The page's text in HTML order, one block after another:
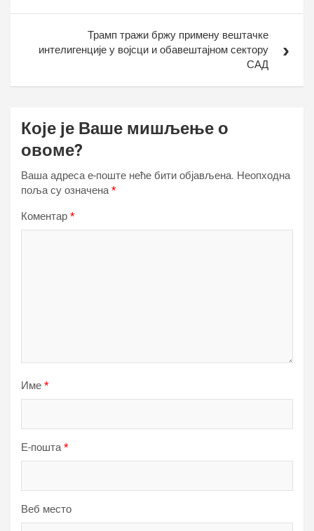
Трамп тражи бржу примену вештачке
интелигенције у војсци и обавештајном сектору
САД
Које је Ваше мишљење о
овоме?
Ваша адреса е-поште неће бити објављена. Неопходна
поља су означена*
Коментар *
Име *
Е-пошта*
Веб место